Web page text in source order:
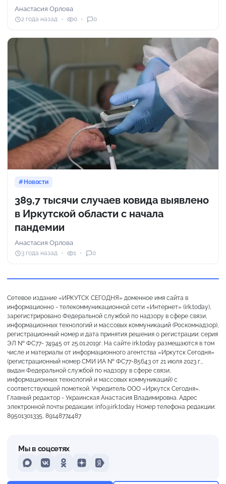
Анастасия Орлова
2 года назад 0 0
Новости
389,7 тысячи случаев ковида выявлено
в Иркутской области с начала
пандемии
Анастасия Орлова
3 года назад 1 0
Сетевое издание «ИРКУТСК СЕГОДНЯ» доменное имя сайта в
информационно - телекоммуникационной сети «Интернет» (irk.today),
зарегистрировано Федеральной службой по надзору в сфере связи,
информационных технологий и массовых коммуникаций (Роскомнадзор),
регистрационный номер и дата принятия решения о регистрации: серия
ЭЛ № ФС77- 74945 от 25.01.2019г. На сайте irk.today размещаются в том
числе и материалы от информационного агентства «Иркутск Сегодня»
(регистрационный номер СМИ ИА № ФС77-85643 от 21 июля 2023 г.,
выдан Федеральной службой по надзору в сфере связи,
информационных технологий и массовых коммуникаций) с
соответствующей пометкой. Учредитель ООО «Иркутск Сегодня».
Главный редактор - Украинская Анастасия Владимировна. Адрес
электронной почты редакции: info@irk.today Номер телефона редакции:
89501301335, 89148774487
Мы в соцсетях
MAXVKontakteOdnoklassniki
DzenYandex